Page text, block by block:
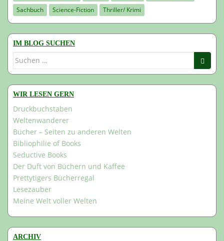
Sachbuch
Science-Fiction Thriller/ Krimi
IM BLOG SUCHEN
Suchen
WIR LESEN GERN
Druckbuchstaben
Weltenwanderer
Bücher – Seiten zu anderen Welten
Bibliophilie of Books
Seductive Books
Der Duft von Büchern und Kaffee
Prettytigers Bücherregal
Lesezauber
Meine Welt voller Welten
ARCHIV